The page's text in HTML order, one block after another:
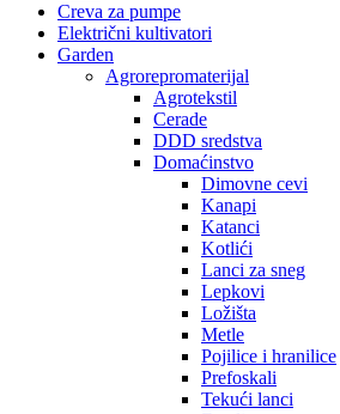
Creva za pumpe
Električni kultivatori
Garden
Agrorepromaterijal
Agrotekstil
Cerade
DDD sredstva
Domaćinstvo
Dimovne cevi
Kanapi
Katanci
Kotlići
Lanci za sneg
Lepkovi
Ložišta
Metle
Pojilice i hranilice
Prefoskali
Tekući lanci